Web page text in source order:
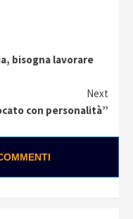
bisogna lavorare
Next
con personalità”